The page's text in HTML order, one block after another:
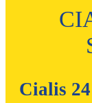
Cialis